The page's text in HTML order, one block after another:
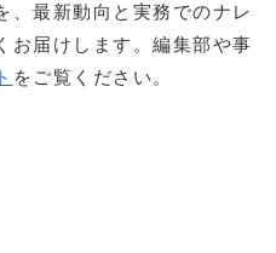
、最新動向と実務でのナレ
お届けします。編集部や事
をご覧ください。